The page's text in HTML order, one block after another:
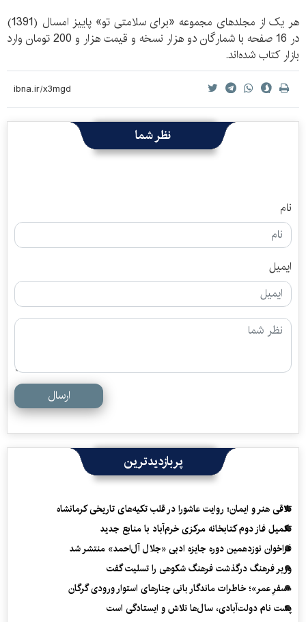
هر یک از مجلدهای مجموعه «برای سلامتی تو» پاییز امسال (1391)
در 16 صفحه با شمارگان دو هزار نسخه و قیمت هزار و 200 تومان وارد
بازار کتاب شده‌اند.
نظر شما
نام
ایمیل
ارسال
پربازدیدترین
تلاقی هنر و ایمان؛ روایت عاشورا در قلب تکیه‌های تاریخی کرمانشاه
تکمیل فاز دوم کتابخانه مرکزی خرم‌آباد با منابع جدید
فراخوان نوزدهمین دوره جایزه ادبی «جلال آل‌احمد» منتشر شد
وزیر فرهنگ درگذشت فرهنگ شکوهی را تسلیت گفت
«سفرِ عمر»؛ خاطرات ماندگار بانی چنارهای استوار ورودی گرگان
پشت نام دولت‌آبادی، سال‌ها تلاش و ایستادگی است